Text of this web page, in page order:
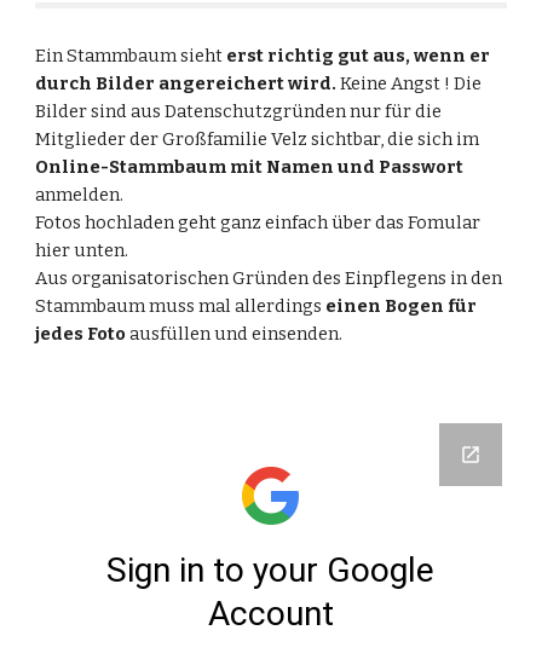
Ein Stammbaum sieht erst richtig gut aus, wenn er
durch Bilder angereichert wird. Keine Angst ! Die
Bilder sind aus Datenschutzgründen nur für die
Mitglieder der Großfamilie Velz sichtbar, die sich im
Online-Stammbaum mit Namen und Passwort
anmelden.
Fotos hochladen geht ganz einfach über das Fomular
hier unten.
Aus organisatorischen Gründen des Einpflegens in den
Stammbaum muss mal allerdings einen Bogen für
jedes Foto ausfüllen und einsenden.